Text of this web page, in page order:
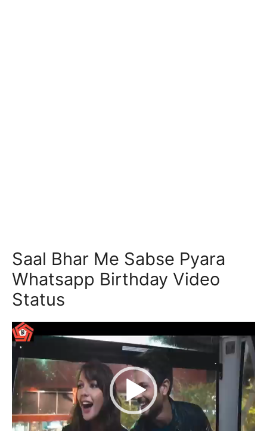
Saal Bhar Me Sabse Pyara
Whatsapp Birthday Video
Status
Video
Player